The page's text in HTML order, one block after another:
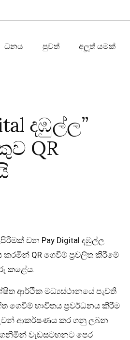
ධනය පුවත් අලූත් යමක්
දඹුල්ල”
QR
වන Pay Digital දඹුල්ල
කරමින් QR ගෙවීම් ප්‍රචලිත කිරීමේ
කළේය.
ආර්ථික මධ්‍යස්ථානයේ පැවති
ගෙවීම් භාවිතය ප්‍රවර්ධනය කිරීම
ආකර්ෂණය කර ගනු ලබන
ගනිමින් වැඩසටහනට පෙර